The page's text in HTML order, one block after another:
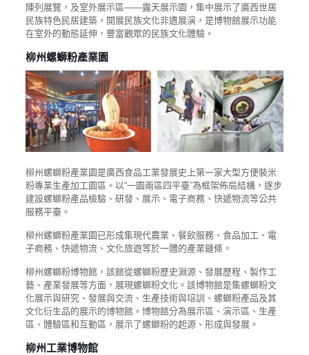
陳列展覽，及室外展示區——露天展示園，集中展示了廣西世居
民族特色民居建築，開展民族文化非遺展演，是博物館展示功能
在室外的動態延伸，豐富觀眾的民族文化體驗。
柳州螺螄粉產業園
柳州螺螄粉產業園是廣西食品工業發展史上第一家大型方便裝米
粉專業生產加工園區。以“一園兩區四平臺”為框架佈局結構，逐步
建設螺螄粉產品檢驗、研發、展示、電子商務、快遞物流等公共
服務平臺。
柳州螺螄粉產業園已形成集現代農業、餐飲服務、食品加工、電
子商務、快遞物流、文化旅遊等於一體的產業鏈條。
柳州螺螄粉博物館，該館從螺螄粉歷史淵源、發展歷程、製作工
藝、產業發展等方面，展現螺螄粉文化。該博物館是集螺螄粉文
化展示與研究、發展與交流、生產技術與培訓、螺螄粉產品及其
文化衍生品的展示的博物館。博物館分為展示區、演示區、生產
區、體驗區和互動區，展示了螺螄粉的起源、形成與發展。
柳州工業博物館